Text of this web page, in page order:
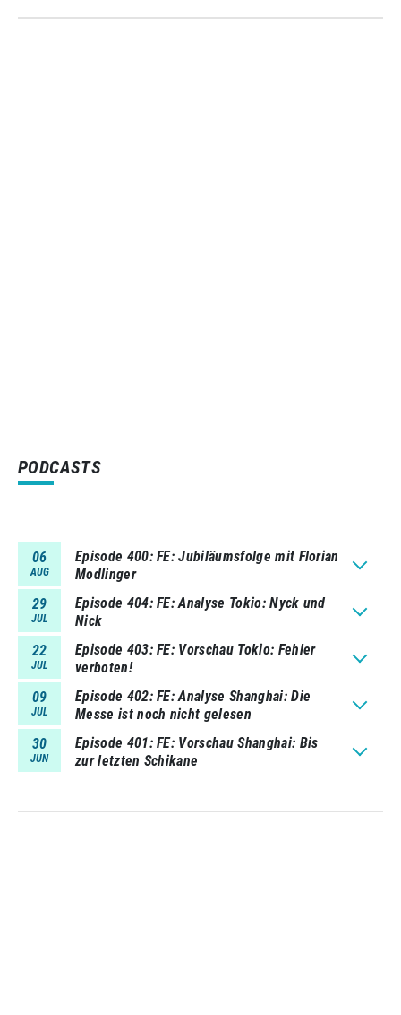
PODCASTS
06
AUG
Episode 400 FE: Jubiläumsfolge mit Florian
Modlinger
29
JUL
Episode 404 FE: Analyse Tokio: Nyck und
Nick
22
JUL
Episode 403 FE: Vorschau Tokio: Fehler
verboten!
09
JUL
Episode 402 FE: Analyse Shanghai: Die
Messe ist noch nicht gelesen
30
JUN
Episode 401 FE: Vorschau Shanghai: Bis
zur letzten Schikane